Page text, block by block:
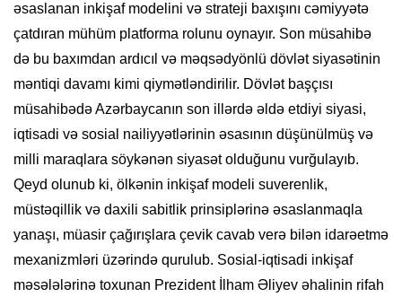
əsaslanan inkişaf modelini və strateji baxışını cəmiyyətə
çatdıran mühüm platforma rolunu oynayır. Son müsahibə
də bu baxımdan ardıcıl və məqsədyönlü dövlət siyasətinin
məntiqi davamı kimi qiymətləndirilir. Dövlət başçısı
müsahibədə Azərbaycanın son illərdə əldə etdiyi siyasi,
iqtisadi və sosial nailiyyətlərinin əsasının düşünülmüş və
milli maraqlara söykənən siyasət olduğunu vurğulayıb.
Qeyd olunub ki, ölkənin inkişaf modeli suverenlik,
müstəqillik və daxili sabitlik prinsiplərinə əsaslanmaqla
yanaşı, müasir çağırışlara çevik cavab verə bilən idarəetmə
mexanizmləri üzərində qurulub. Sosial-iqtisadi inkişaf
məsələlərinə toxunan Prezident İlham Əliyev əhalinin rifah